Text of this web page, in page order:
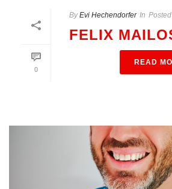
0
By Evi Hechendorfer In Posted
FELIX
READ